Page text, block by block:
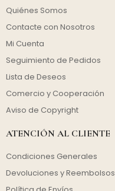
Quiénes Somos
Contacte con Nosotros
Mi Cuenta
Seguimiento de Pedidos
Lista de Deseos
Comercio y Cooperación
Aviso de Copyright
ATENCIÓN AL CLIENTE
Condiciones Generales
Devoluciones y Reembolsos